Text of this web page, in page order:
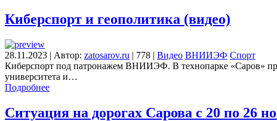
Киберспорт и геополитика (видео)
28.11.2023 | Автор: zatosarov.ru | 778 | Видео ВНИИЭФ Спорт
Киберспорт под патронажем ВНИИЭФ. В технопарке «Саров»
университета и…
Подробнее
Ситуация на дорогах Сарова с 20 по 26